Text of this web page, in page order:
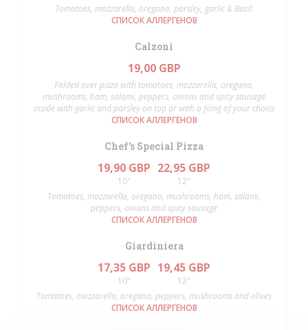
Tomatoes, mozzarella, oregano, parsley, garlic & Basil.
СПИСОК АЛЛЕРГЕНОВ
Calzoni
19,00 GBP
Folded over pizza with tomatoes, mozzarella, oregano,
mushrooms, ham, salami, peppers, onions and spicy sausage
inside with garlic and parsley on top or with a filing of your choice
СПИСОК АЛЛЕРГЕНОВ
Chef’s Special Pizza
19,90 GBP
10"
22,95 GBP
12"
Tomatoes, mozzarella, oregano, mushrooms, ham, salami,
peppers, onions and spicy sausage
СПИСОК АЛЛЕРГЕНОВ
Giardiniera
17,35 GBP
10"
19,45 GBP
12"
Tomatoes, mozzarella, oregano, peppers, mushrooms and olives
СПИСОК АЛЛЕРГЕНОВ